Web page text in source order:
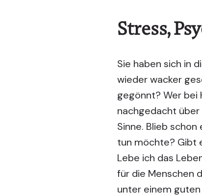
Stress,
Sie haben sich in
wieder wacker
gegönnt? Wer bei
nachgedacht über
Sinne. Blieb
tun möchte? Gibt
Lebe ich das
für die Menschen
unter einem